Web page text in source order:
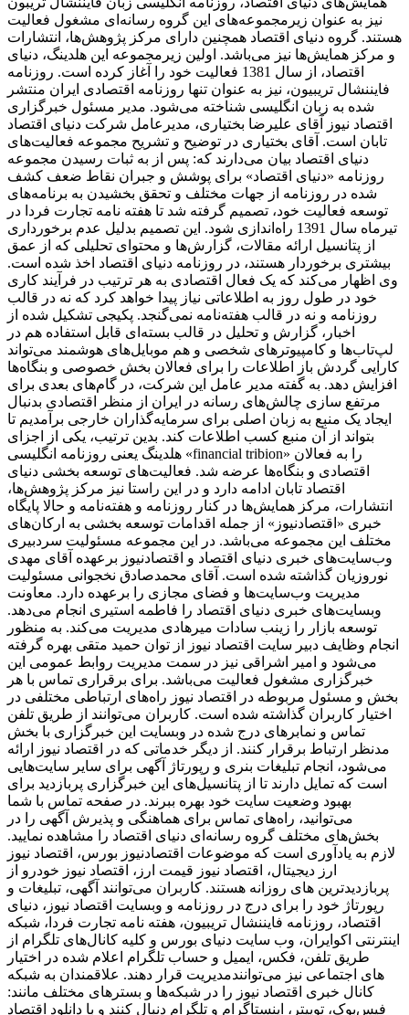
نیز به عنوان زیرمجموعه‌های این گروه رسانه‌ای مشغول فعالیت
هستند. گروه دنیای اقتصاد همچنین دارای مرکز پژوهش‌ها، انتشارات
و مرکز همایش‌ها نیز می‌باشد. اولین زیرمجموعه این هلدینگ، دنیای
اقتصاد، از سال 1381 فعالیت خود را آغاز کرده است. روزنامه
فایننشال تریبیون، نیز به عنوان تنها روزنامه اقتصادی ایران منتشر
شده به زبان انگلیسی شناخته می‌شود. مدیر مسئول خبرگزاری
اقتصاد نیوز آقای علیرضا بختیاری، مدیرعامل شرکت دنیای اقتصاد
تابان است. آقای بختیاری در توضیح و تشریح مجموعه فعالیت‌های
دنیای اقتصاد بیان می‌دارند که: پس از به ثبات رسیدن مجموعه
روزنامه «دنیای اقتصاد» برای پوشش و جبران نقاط ضعف کشف
شده در روزنامه از جهات مختلف و تحقق بخشیدن به برنامه‌های
توسعه فعالیت خود، تصمیم گرفته شد تا هفته نامه تجارت فردا در
تیرماه سال 1391 راه‌اندازی شود. این تصمیم بدلیل عدم برخورداری
از پتانسیل ارائه مقالات، گزارش‌ها و محتوای تحلیلی که از عمق
بیشتری برخوردار هستند، در روزنامه دنیای اقتصاد اخذ شده است.
وی اظهار می‌کند که یک فعال اقتصادی به هر ترتیب در فرآیند کاری
خود در طول روز به اطلاعاتی نیاز پیدا خواهد کرد که نه در قالب
روزنامه و نه در قالب هفته‌نامه نمی‌گنجد. پکیجی تشکیل شده از
اخبار، گزارش و تحلیل در قالب بسته‌ای قابل استفاده هم در
لپ‌تاب‌ها و کامپیوترهای شخصی و هم موبایل‌های هوشمند می‌تواند
کارایی گردش باز اطلاعات را برای فعالان بخش خصوصی و بنگاه‌ها
افزایش دهد. به گفته مدیر عامل این شرکت، در گام‌های بعدی برای
مرتفع سازی چالش‌های رسانه در ایران از منظر اقتصادی بدنبال
ایجاد یک منبع به زبان اصلی برای سرمایه‌گذاران خارجی برآمدیم تا
بتواند از آن منبع کسب اطلاعات کند. بدین ترتیب، یکی از اجزای
هلدینگ یعنی روزنامه انگلیسی «financial tribion» را به فعالان
اقتصادی و بنگاه‌ها عرضه شد. فعالیت‌های توسعه بخشی دنیای
اقتصاد تابان ادامه دارد و در این راستا نیز مرکز پژوهش‌ها،
انتشارات، مرکز همایش‌ها در کنار روزنامه و هفته‌نامه و حالا پایگاه
خبری «اقتصادنیوز» از جمله اقدامات توسعه بخشی به ارکان‌های
مختلف این مجموعه می‌باشد. در این مجموعه مسئولیت سردبیری
وب‌سایت‌های خبری دنیای اقتصاد و اقتصادنیوز برعهده آقای مهدی
نوروزیان گذاشته شده است. آقای محمدصادق نخجوانی مسئولیت
مدیریت وب‌سایت‌ها و فضای مجازی را برعهده دارد. معاونت
وبسایت‌های خبری دنیای اقتصاد را فاطمه استیری انجام می‌دهد.
توسعه بازار را زینب سادات میرهادی مدیریت می‌کند. به منظور
انجام وظایف دبیر سایت اقتصاد نیوز از توان حمید متقی بهره گرفته
می‌شود و امیر اشراقی نیز در سمت مدیریت روابط عمومی این
خبرگزاری مشغول فعالیت می‌باشد. برای برقراری تماس با هر
بخش و مسئول مربوطه در اقتصاد نیوز راه‌های ارتباطی مختلفی در
اختیار کاربران گذاشته شده است. کاربران می‌توانند از طریق تلفن
تماس و نمابرهای درج شده در وبسایت این خبرگزاری با بخش
مدنظر ارتباط برقرار کنند. از دیگر خدماتی که در اقتصاد نیوز ارائه
می‌شود، انجام تبلیغات بنری و رپورتاژ آگهی برای سایر سایت‌هایی
است که تمایل دارند تا از پتانسیل‌های این خبرگزاری پربازدید برای
بهبود وضعیت سایت خود بهره ببرند. در صفحه تماس با شما
می‌توانید، راه‌های تماس برای هماهنگی و پذیرش آگهی را در
بخش‌های مختلف گروه رسانه‌ای دنیای اقتصاد را مشاهده نمایید.
لازم به یادآوری است که موضوعات اقتصادنیوز بورس، اقتصاد نیوز
ارز دیجیتال، اقتصاد نیوز قیمت ارز، اقتصاد نیوز خودرو از
پربازدیدترین های روزانه هستند. کاربران می‌توانند آگهی، تبلیغات و
رپورتاژ خود را برای درج در روزنامه و وبسایت اقتصاد نیوز، دنیای
اقتصاد، روزنامه فایننشال تریبیون، هفته نامه تجارت فردا، شبکه
اینترنتی اکوایران، وب سایت دنیای بورس و کلیه کانال‌های تلگرام از
طریق تلفن، فکس، ایمیل و حساب تلگرام اعلام شده در اختیار
مدیریت قرار دهند. علاقمندان به شبکه‎‌های اجتماعی نیز می‌توانند
کانال خبری اقتصاد نیوز را در شبکه‌ها و بسترهای مختلف مانند:
فیس‌بوک، توییتر، اینستاگرام و تلگرام دنبال کنند و با دانلود اقتصاد